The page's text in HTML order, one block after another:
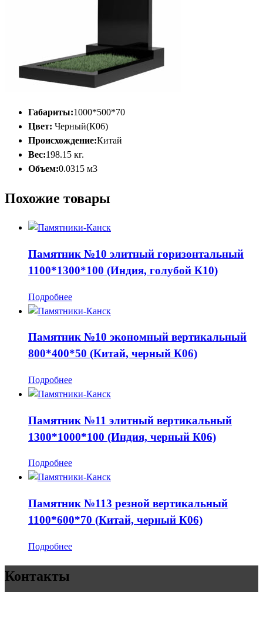
Габариты:1000*500*70
Цвет: Черный(К06)
Происхождение:Китай
Вес:198.15 кг.
Объем:0.0315 м3
Похожие товары
Памятник №10 элитный горизонтальный
1100*1300*100 (Индия, голубой К10)
Подробнее
Памятник №10 экономный вертикальный
800*400*50 (Китай, черный К06)
Подробнее
Памятник №11 элитный вертикальный
1300*1000*100 (Индия, черный К06)
Подробнее
Памятник №113 резной вертикальный
1100*600*70 (Китай, черный К06)
Подробнее
Контакты